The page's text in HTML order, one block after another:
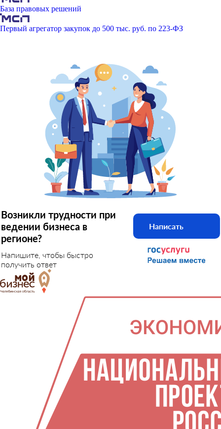
База правовых решений
Первый агрегатор закупок до 500 тыс. руб. по 223-ФЗ
Возникли трудности при
ведении бизнеса в
регионе?
Напишите, чтобы быстро
получить ответ
Написать